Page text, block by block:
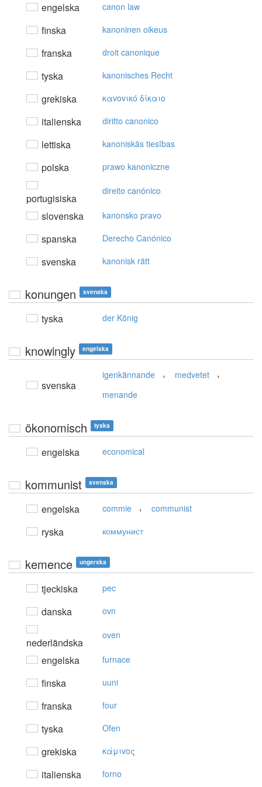
engelska canon law
finska kanoninen oikeus
franska droit canonique
tyska kanonisches Recht
grekiska καvovικό δίκαιo
italienska diritto canonico
lettiska kanoniskās tiesības
polska prawo kanoniczne
portugisiska
direito canónico
slovenska kanonsko pravo
spanska Derecho Canónico
svenska kanonisk rätt
konungen svenska
tyska der König
knowingly engelska
svenska
igenkännande , medvetet ,
menande
ökonomisch tyska
engelska economical
kommunist svenska
engelska commie , communist
ryska коммунист
kemence ungerska
tjeckiska pec
danska ovn
nederländska
oven
engelska furnace
finska uuni
franska four
tyska Ofen
grekiska κάμιvoς
italienska forno